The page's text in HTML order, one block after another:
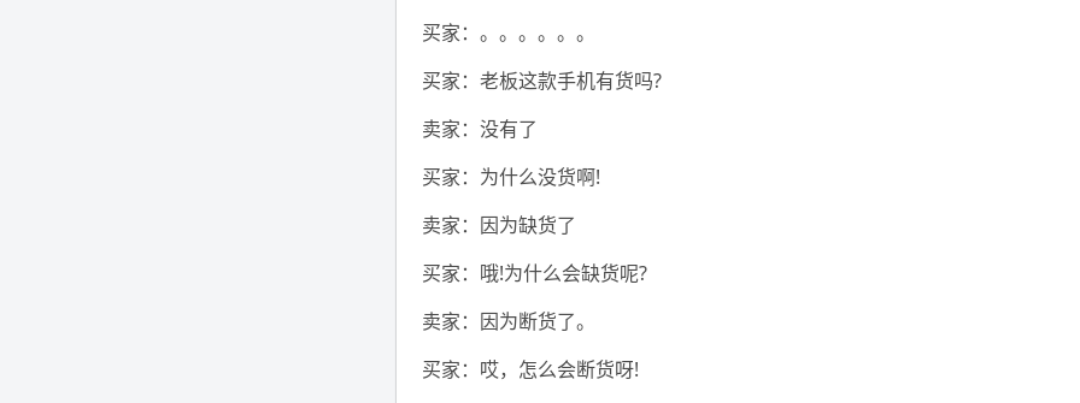
买家：。。。。。。
买家：老板这款手机有货吗?
卖家：没有了
买家：为什么没货啊!
卖家：因为缺货了
买家：哦!为什么会缺货呢?
卖家：因为断货了。
买家：哎，怎么会断货呀!